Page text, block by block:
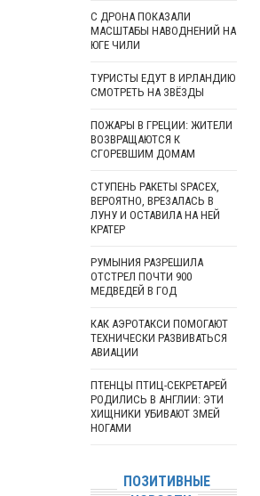
С ДРОНА ПОКАЗАЛИ
МАСШТАБЫ НАВОДНЕНИЙ НА
ЮГЕ ЧИЛИ
ТУРИСТЫ ЕДУТ В ИРЛАНДИЮ
СМОТРЕТЬ НА ЗВЁЗДЫ
ПОЖАРЫ В ГРЕЦИИ: ЖИТЕЛИ
ВОЗВРАЩАЮТСЯ К
СГОРЕВШИМ ДОМАМ
СТУПЕНЬ РАКЕТЫ SPACEX,
ВЕРОЯТНО, ВРЕЗАЛАСЬ В
ЛУНУ И ОСТАВИЛА НА НЕЙ
КРАТЕР
РУМЫНИЯ РАЗРЕШИЛА
ОТСТРЕЛ ПОЧТИ 900
МЕДВЕДЕЙ В ГОД
КАК АЭРОТАКСИ ПОМОГАЮТ
ТЕХНИЧЕСКИ РАЗВИВАТЬСЯ
АВИАЦИИ
ПТЕНЦЫ ПТИЦ-СЕКРЕТАРЕЙ
РОДИЛИСЬ В АНГЛИИ: ЭТИ
ХИЩНИКИ УБИВАЮТ ЗМЕЙ
НОГАМИ
ПОЗИТИВНЫЕ